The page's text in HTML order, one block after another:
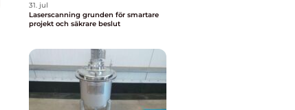
31. jul
Laserscanning grunden för smartare
projekt och säkrare beslut